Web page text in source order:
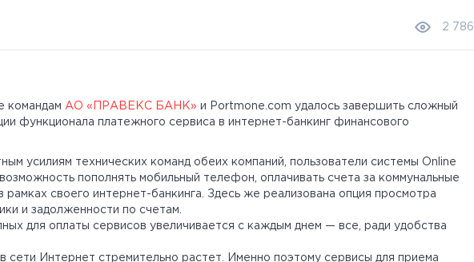
2 786
командам АО «ПРАВЕКС БАНК» и Portmone.com удалось завершить сложный
функционала платежного сервиса в интернет-банкинг финансового
усилиям технических команд обеих компаний, пользователи системы Online
пополнять мобильный телефон, оплачивать счета за коммунальные
рамках своего интернет-банкинга. Здесь же реализована опция просмотра
и задолженности по счетам.
для оплаты сервисов увеличивается с каждым днем — все, ради удобства
сети Интернет стремительно растет. Именно поэтому сервисы для приема